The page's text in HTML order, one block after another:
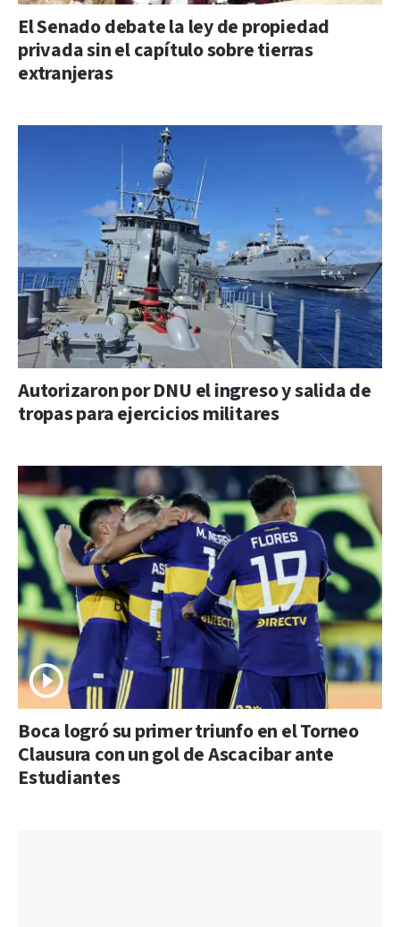
El Senado debate la ley de propiedad
privada sin el capítulo sobre tierras
extranjeras
Autorizaron por DNU el ingreso y salida de
tropas para ejercicios militares
Boca logró su primer triunfo en el Torneo
Clausura con un gol de Ascacibar ante
Estudiantes